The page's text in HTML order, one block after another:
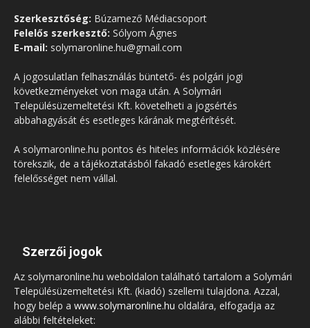
Szerkesztőség: Búzamező Médiacsoport
Felelős szerkesztő: Sólyom Ágnes
E-mail: solymaronline.hu@gmail.com
A jogosulatlan felhasználás büntető- és polgári jogi
következményeket von maga után. A Solymári
Településüzemeltetési Kft. követelheti a jogsértés
abbahagyását és esetleges kárának megtérítését.
A solymaronline.hu pontos és hiteles információk közlésére
törekszik, de a tájékoztatásból fakadó esetleges károkért
felelősséget nem vállal.
Szerzői jogok
Az solymaronline.hu weboldalon található tartalom a Solymári
Településüzemeltetési Kft. (kiadó) szellemi tulajdona. Azzal,
hogy belép a www.solymaronline.hu oldalára, elfogadja az
alábbi feltételeket: